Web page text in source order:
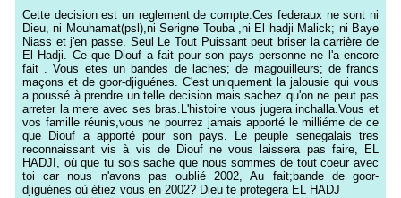
Cette decision est un reglement de compte.Ces federaux ne sont ni
Dieu, ni Mouhamat(psl),ni Serigne Touba ,ni El hadji Malick; ni Baye
Niass et j'en passe. Seul Le Tout Puissant peut briser la carrière de
El Hadji. Ce que Diouf a fait pour son pays personne ne l'a encore
fait . Vous etes un bandes de laches; de magouilleurs; de francs
maçons et de goor-djiguénes. C'est uniquement la jalousie qui vous
a poussé à prendre un telle decision mais sachez qu'on ne peut pas
arreter la mere avec ses bras.L'histoire vous jugera inchalla.Vous et
vos famille réunis,vous ne pourrez jamais apporté le milliéme de ce
que Diouf a apporté pour son pays. Le peuple senegalais tres
reconnaissant vis à vis de Diouf ne vous laissera pas faire, EL
HADJI, où que tu sois sache que nous sommes de tout coeur avec
toi car nous n'avons pas oublié 2002, Au fait;bande de goor-
djiguénes où étiez vous en 2002? Dieu te protegera EL HADJ